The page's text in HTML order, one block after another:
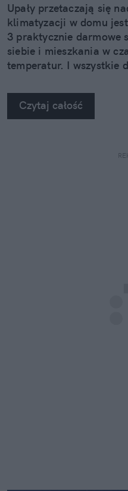
Upały przetaczają się
klimatyzacji w domu
3 praktycznie darmowe
siebie i mieszkania w
temperatur. I wszystkie
Czytaj całość